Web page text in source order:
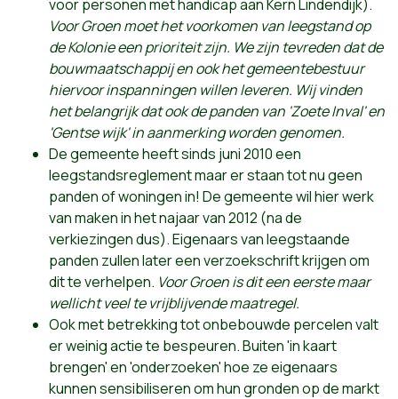
voor personen met handicap aan Kern Lindendijk).
Voor Groen moet het voorkomen van leegstand op
de Kolonie een prioriteit zijn. We zijn tevreden dat de
bouwmaatschappij en ook het gemeentebestuur
hiervoor inspanningen willen leveren. Wij vinden
het belangrijk dat ook de panden van 'Zoete Inval' en
'Gentse wijk' in aanmerking worden genomen.
De gemeente heeft sinds juni 2010 een
leegstandsreglement maar er staan tot nu geen
panden of woningen in! De gemeente wil hier werk
van maken in het najaar van 2012 (na de
verkiezingen dus). Eigenaars van leegstaande
panden zullen later een verzoekschrift krijgen om
dit te verhelpen. Voor Groen is dit een eerste maar
wellicht veel te vrijblijvende maatregel.
Ook met betrekking tot onbebouwde percelen valt
er weinig actie te bespeuren. Buiten 'in kaart
brengen' en 'onderzoeken' hoe ze eigenaars
kunnen sensibiliseren om hun gronden op de markt